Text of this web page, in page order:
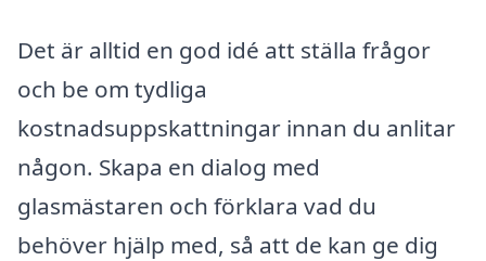
Det är alltid en god idé att ställa frågor
och be om tydliga
kostnadsuppskattningar innan du anlitar
någon. Skapa en dialog med
glasmästaren och förklara vad du
behöver hjälp med, så att de kan ge dig